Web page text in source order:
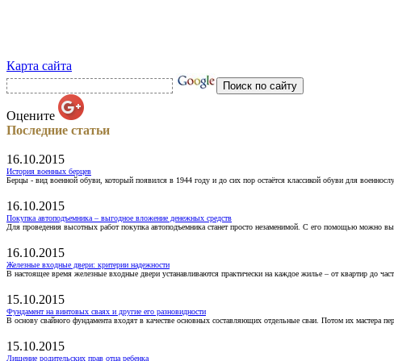
Карта сайта
Оцените
Последние статьи
16.10.2015
История военных берцев
Берцы - вид военной обуви, который появился в 1944 году и до сих пор остаётся классикой обуви для
16.10.2015
Покупка автоподъемника – выгодное вложение денежных средств
Для проведения высотных работ покупка автоподъемника станет просто незаменимой. С его помощью можно
16.10.2015
Железные входные двери: критерии надежности
В настоящее время железные входные двери устанавливаются практически на каждое жилье – от квартир до
15.10.2015
Фундамент на винтовых сваях и другие его разновидности
В основу свайного фундамента входят в качестве основных составляющих отдельные сваи. Потом их мастера
15.10.2015
Лишение родительских прав отца ребенка